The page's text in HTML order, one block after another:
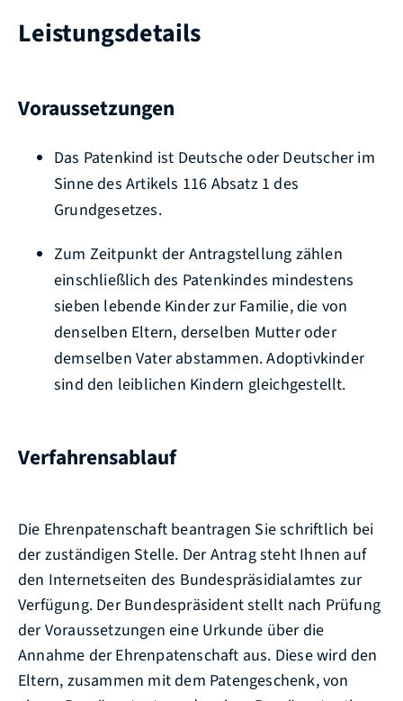
Leistungsdetails
Voraussetzungen
Das Patenkind ist Deutsche oder Deutscher im
Sinne des Artikels 116 Absatz 1 des
Grundgesetzes.
Zum Zeitpunkt der Antragstellung zählen
einschließlich des Patenkindes mindestens
sieben lebende Kinder zur Familie, die von
denselben Eltern, derselben Mutter oder
demselben Vater abstammen.Adoptivkinder
sind den leiblichen Kindern gleichgestellt.
Verfahrensablauf
Die Ehrenpatenschaft beantragen Sie schriftlich bei
der zuständigen Stelle. Der Antrag steht Ihnen auf
den Internetseiten des Bundespräsidialamtes zur
Verfügung. Der Bundespräsident stellt nach Prüfung
der Voraussetzungen eine Urkunde über die
Annahme der Ehrenpatenschaft aus. Diese wird den
Eltern, zusammen mit dem Patengeschenk, von